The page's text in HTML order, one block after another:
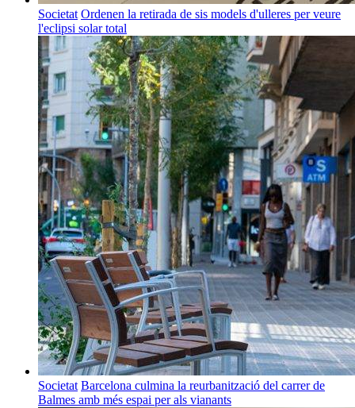
Societat Ordenen la retirada de sis models d'ulleres per veure
l'eclipsi solar total
Societat Barcelona culmina la reurbanització del carrer de
Balmes amb més espai per als vianants